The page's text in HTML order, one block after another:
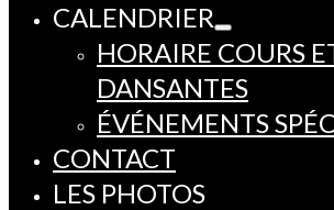
CALENDRIER
HORAIRE COURS
DANSANTES
ÉVÉNEMENTS
CONTACT
LES PHOTOS